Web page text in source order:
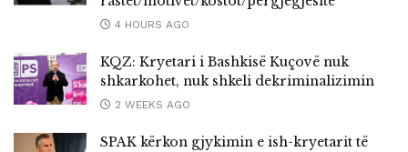
4 HOURS AGO
KQZ: Kryetari i Bashkisë Kuçovë nuk
shkarkohet, nuk shkeli dekriminalizimin
2 WEEKS AGO
SPAK kërkon gjykimin e ish-kryetarit të